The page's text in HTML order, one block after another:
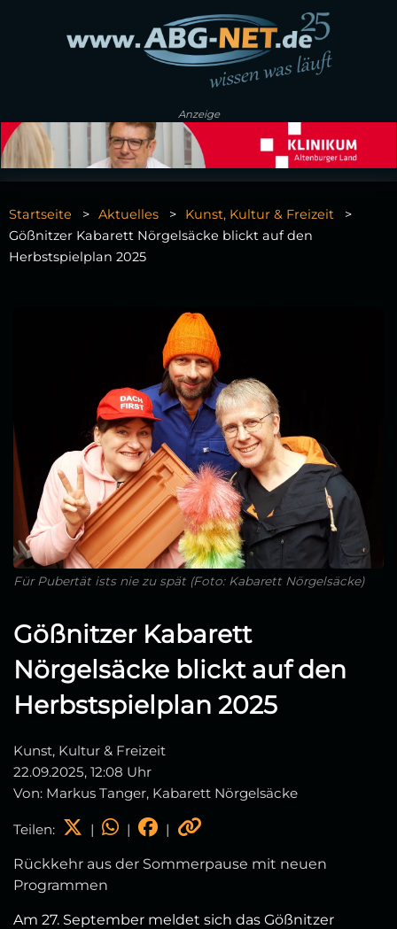
Anzeige
Startseite Aktuelles
Kunst, Kultur & Freizeit
Gößnitzer Kabarett Nörgelsäcke blickt auf den
Herbstspielplan 2025
Für Pubertät ists nie zu spät (Foto: Kabarett Nörgelsäcke)
Gößnitzer Kabarett
Nörgelsäcke blickt auf den
Herbstspielplan 2025
Kunst, Kultur & Freizeit
22.09.2025, 12:08 Uhr
Von: Markus Tanger, Kabarett Nörgelsäcke
Teilen: | | |
Rückkehr aus der Sommerpause mit neuen
Programmen
Am 27. September meldet sich das Gößnitzer